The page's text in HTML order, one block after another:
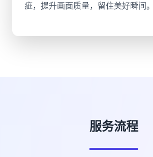
疵，提升画面质量，留住美好瞬间。
服务流程